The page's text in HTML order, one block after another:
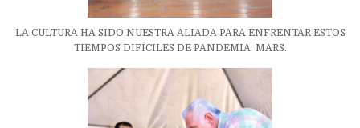
LA CULTURA HA SIDO NUESTRA ALIADA PARA ENFRENTAR ESTOS
TIEMPOS DIFÍCILES DE PANDEMIA: MARS.